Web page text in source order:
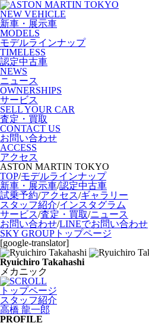
NEW VEHICLE
新車・展示車
MODELS
モデルラインナップ
TIMELESS
認定中古車
NEWS
ニュース
OWNERSHIPS
サービス
SELL YOUR CAR
査定・買取
CONTACT US
お問い合わせ
ACCESS
アクセス
ASTON MARTIN TOKYO
TOP/モデルラインナップ
新車・展示車/認定中古車
試乗予約/アクセス/ギャラリー
スタッフ紹介/インスタグラム
サービス/査定・買取/ニュース
お問い合わせ/LINEでお問い合わせ
SKY GROUPトップページ
[google-translator]
Ryuichiro Takahashi
メカニック
トップページ
スタッフ紹介
高橋 龍一郎
PROFILE